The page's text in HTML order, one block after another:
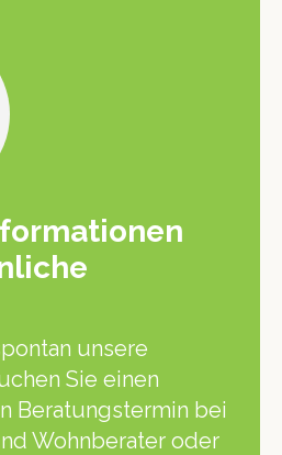
unsere
Sie einen
Beratungstermin bei
Wohnberater oder